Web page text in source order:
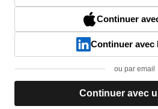
Continuer
Continuer avec
ou par email
Continuer avec